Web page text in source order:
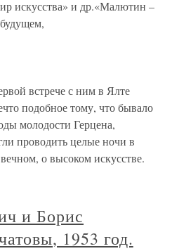
искусства» и др.«Малютин –
встрече с ним в Ялте
подобное тому, что бывало
молодости Герцена,
проводить целые ночи в
о высоком искусстве.
и Борис
1953 год.